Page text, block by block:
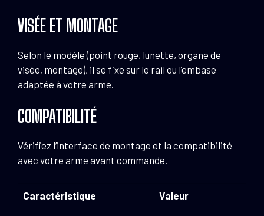
VISÉE ET MONTAGE
Selon le modèle (point rouge, lunette, organe de
visée, montage), il se fixe sur le rail ou l’embase
adaptée à votre arme.
COMPATIBILITÉ
Vérifiez l’interface de montage et la compatibilité
avec votre arme avant commande.
Caractéristique Valeur